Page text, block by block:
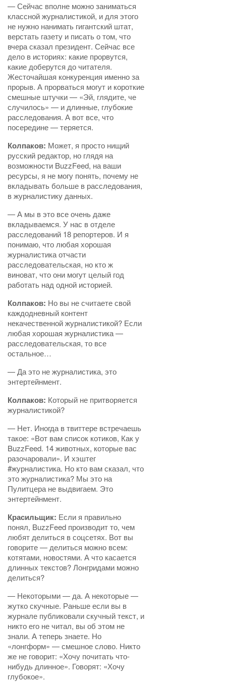
— Сейчас вполне можно заниматься
классной журналистикой, и для этого
не нужно нанимать гигантский штат,
верстать газету и писать о том, что
вчера сказал президент. Сейчас все
дело в историях: какие прорвутся,
какие доберутся до читателя.
Жесточайшая конкуренция именно за
прорыв. А прорваться могут и короткие
смешные штучки — «Эй, глядите, че
случилось» — и длинные, глубокие
расследования. А вот все, что
посередине — теряется.
Колпаков: Может, я просто нищий
русский редактор, но глядя на
возможности BuzzFeed, на ваши
ресурсы, я не могу понять, почему не
вкладывать больше в расследования,
в журналистику данных.
— А мы в это все очень даже
вкладываемся. У нас в отделе
расследований 18 репортеров. И я
понимаю, что любая хорошая
журналистика отчасти
расследовательская, но кто ж
виноват, что они могут целый год
работать над одной историей.
Колпаков: Но вы не считаете свой
каждодневный контент
некачественной журналистикой? Если
любая хорошая журналистика —
расследовательская, то все
остальное…
— Да это не журналистика, это
энтертейнмент.
Колпаков: Который не притворяется
журналистикой?
— Нет. Иногда в твиттере встречаешь
такое: «Вот вам список котиков, Как у
BuzzFeed. 14 животных, которые вас
разочаровали». И хэштег
#журналистика. Но кто вам сказал, что
это журналистика? Мы это на
Пулитцера не выдвигаем. Это
энтертейнмент.
Красильщик: Если я правильно
понял, BuzzFeed производит то, чем
любят делиться в соцсетях. Вот вы
говорите — делиться можно всем:
котятами, новостями. А что касается
длинных текстов? Лонгридами можно
делиться?
— Некоторыми — да. А некоторые —
жутко скучные. Раньше если вы в
журнале публиковали скучный текст, и
никто его не читал, вы об этом не
знали. А теперь знаете. Но
«лонгформ» — смешное слово. Никто
же не говорит: «Хочу почитать что-
нибудь длинное». Говорят: «Хочу
глубокое».